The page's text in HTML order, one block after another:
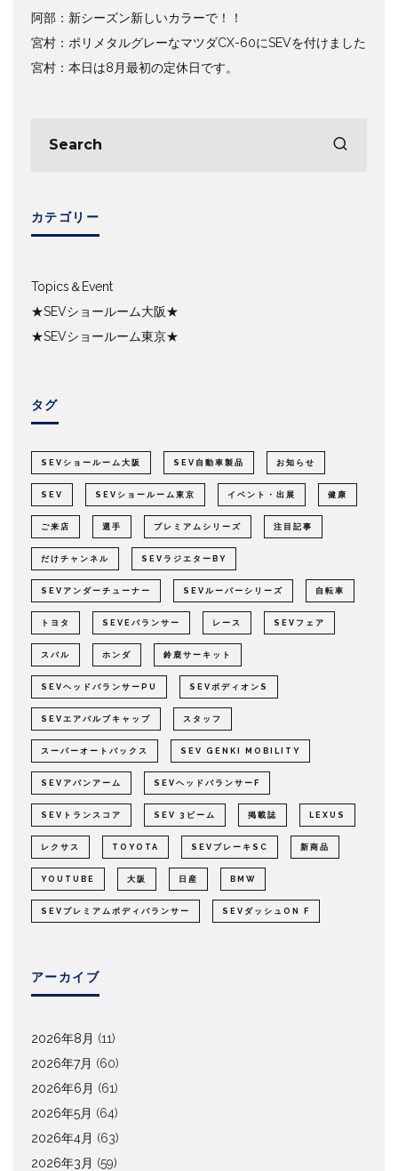
阿部：新シーズン新しいカラーで！！
宮村：ポリメタルグレーなマツダCX-60にSEVを付けました
宮村：本日は8月最初の定休日です。
カテゴリー
Topics＆Event
★SEVショールーム大阪★
★SEVショールーム東京★
タグ
SEVショールーム大阪 SEV自動車製品 お知らせ
SEV SEVショールーム東京 イベント・出展 健康
ご来店 選手 プレミアムシリーズ 注目記事
だけチャンネル SEVラジエターBY
SEVアンダーチューナー SEVルーパーシリーズ 自転車
トヨタ SEVEバランサー レース SEVフェア
スバル ホンダ 鈴鹿サーキット
SEVヘッドバランサーPU SEVボディオンS
SEVエアバルブキャップ スタッフ
スーパーオートバックス SEV GENKI MOBILITY
SEVアバンアーム SEVヘッドバランサーF
SEVトランスコア SEV 3ビーム 掲載誌 LEXUS
レクサス TOYOTA SEVブレーキSC 新商品
YOUTUBE 大阪 日産 BMW
SEVプレミアムボディバランサー SEVダッシュON F
アーカイブ
2026年8月 (11)
2026年7月 (60)
2026年6月 (61)
2026年5月 (64)
2026年4月 (63)
2026年3月 (59)